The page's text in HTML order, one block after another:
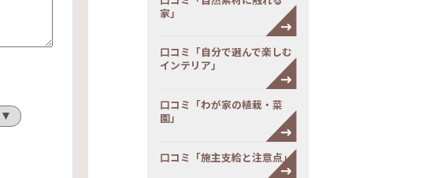
家」
口コミ「自分で選んで楽しむ
インテリア」
口コミ「わが家の植栽・菜
園」
口コミ「施主支給と注意点」